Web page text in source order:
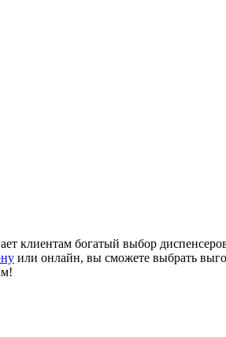
клиентам богатый выбор
или онлайн, вы сможете выбрать